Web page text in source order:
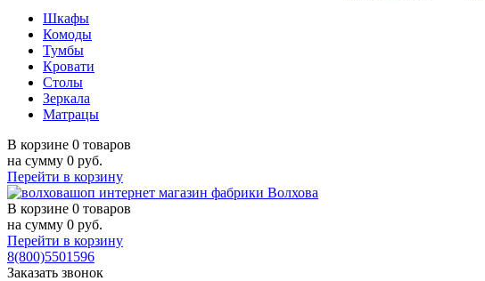
Шкафы
Комоды
Тумбы
Кровати
Столы
Зеркала
Матрацы
В корзине 0 товаров
на сумму 0 руб.
Перейти в корзину
В корзине 0 товаров
на сумму 0 руб.
Перейти в корзину
8(800)5501596
Заказать звонок